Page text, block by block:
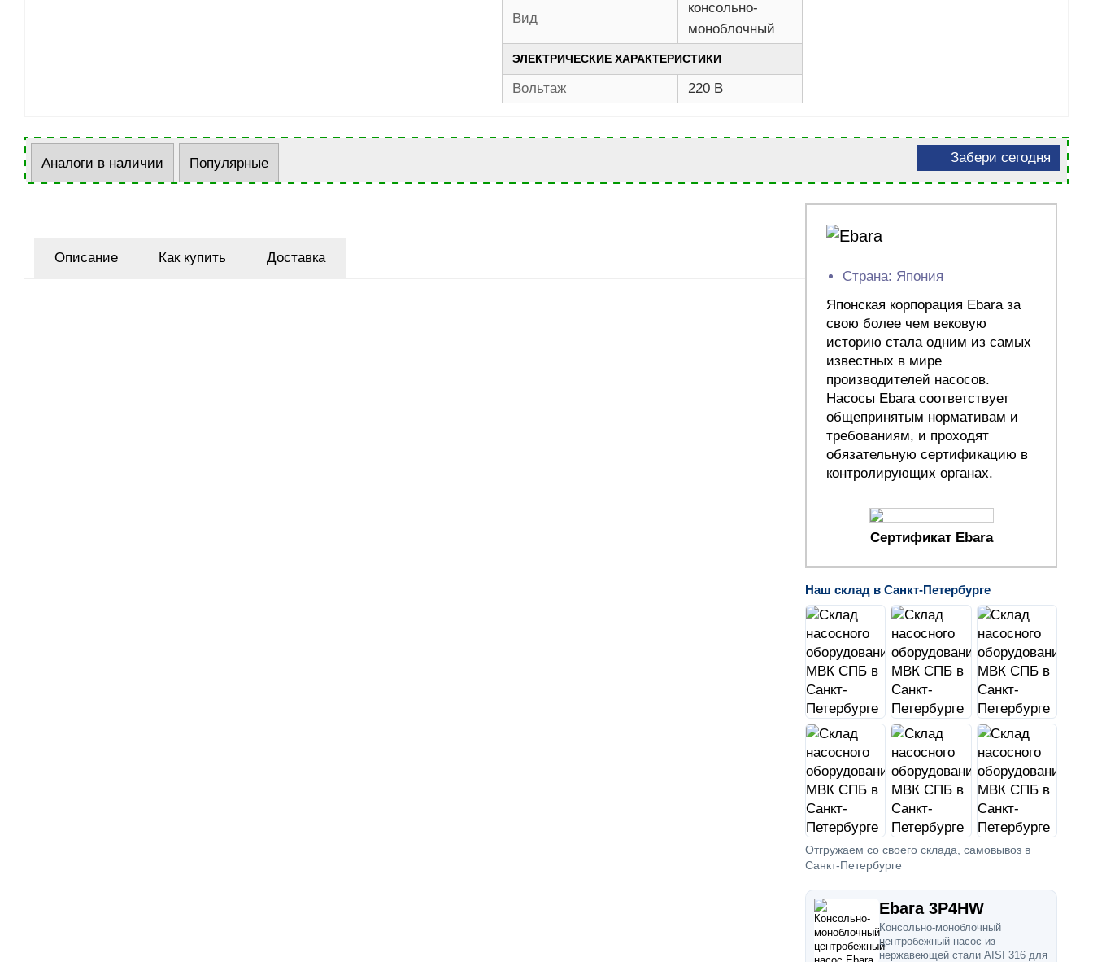
Вид
консольно-
моноблочный
ЭЛЕКТРИЧЕСКИЕ ХАРАКТЕРИСТИКИ
Вольтаж 220 В
Аналоги в наличии Популярные Забери сегодня
Описание Как купить
Доставка
Страна: Япония
Японская корпорация Ebara за
свою более чем вековую
историю стала одним из самых
известных в мире
производителей насосов.
Насосы Ebara соответствует
общепринятым нормативам и
требованиям, и проходят
обязательную сертификацию в
контролирующих органах.
Сертификат Ebara
Наш склад в Санкт-Петербурге
Отгружаем со своего склада, самовывоз в
Санкт-Петербурге
Ebara 3P4HW
Консольно-моноблочный
центробежный насос из
нержавеющей стали AISI 316 для